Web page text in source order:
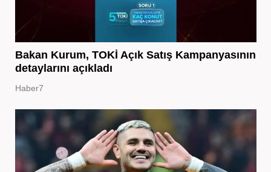
Bakan Kurum, TOKİ Açık Satış Kampanyasının
detaylarını açıkladı
Haber7